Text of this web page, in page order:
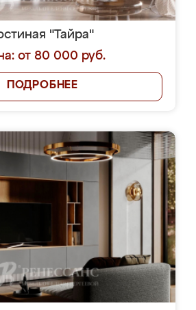
"Тайра"
от 80 000 руб.
ПОДРОБНЕЕ